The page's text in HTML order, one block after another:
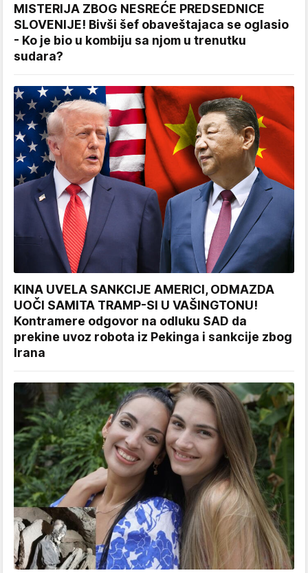
MISTERIJA ZBOG NESREĆE PREDSEDNICE
SLOVENIJE! Bivši šef obaveštajaca se oglasio
- Ko je bio u kombiju sa njom u trenutku
sudara?
KINA UVELA SANKCIJE AMERICI, ODMAZDA
UOČI SAMITA TRAMP-SI U VAŠINGTONU!
Kontramere odgovor na odluku SAD da
prekine uvoz robota iz Pekinga i sankcije zbog
Irana